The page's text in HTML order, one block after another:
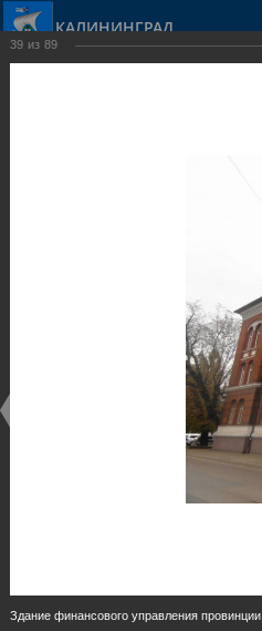
КАЛИНИНГРАД
39 из 89
Здание финансового управления провинции